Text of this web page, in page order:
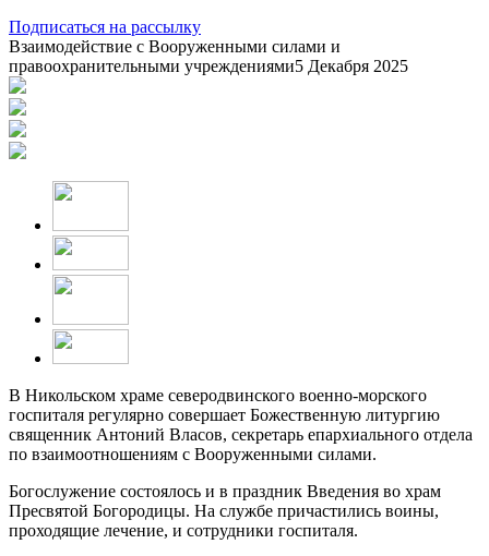
Подписаться на рассылку
Взаимодействие с Вооруженными силами и
правоохранительными учреждениями5 Декабря 2025
В Никольском храме северодвинского военно-морского
госпиталя регулярно совершает Божественную литургию
священник Антоний Власов, секретарь епархиального отдела
по взаимоотношениям с Вооруженными силами.
Богослужение состоялось и в праздник Введения во храм
Пресвятой Богородицы. На службе причастились воины,
проходящие лечение, и сотрудники госпиталя.